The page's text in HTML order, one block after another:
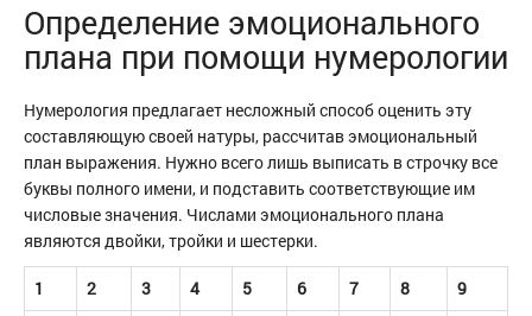
Определение эмоционального
плана при помощи нумерологии
Нумерология предлагает несложный способ оценить эту
составляющую своей натуры, рассчитав эмоциональный
план выражения. Нужно всего лишь выписать в строчку все
буквы полного имени, и подставить соответствующие им
числовые значения. Числами эмоционального плана
являются двойки, тройки и шестерки.
1 2 3 4 5 6 7 8
9